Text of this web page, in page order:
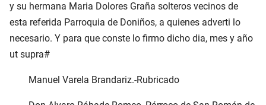
y su hermana Maria Dolores Graña solteros vecinos de
esta referida Parroquia de Doniños, a quienes adverti lo
necesario. Y para que conste lo firmo dicho dia, mes y año
ut supra#
Manuel Varela Brandariz.-Rubricado